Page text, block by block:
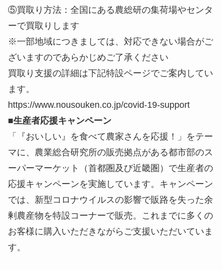
⑤買取り方法：全国にある農総研の集荷場やセンタ
ーで買取りします
※一部地域につきましては、対応できない場合がご
ざいますのであらかじめご了承ください
買取り支援の詳細は下記特設ページでご案内してい
ます。
https://www.nousouken.co.jp/covid-19-support
■生産者応援キャンペーン
「『おいしい』を食べて農家さんを応援！」をテー
マに、農業総合研究所の販売拠点がある都市部のス
ーパーマーケット（首都圏及び近畿圏）で生産者の
応援キャンペーンを実施しています。キャンペーン
では、新型コロナウイルスの影響で販路を失った余
剰農産物を特設コーナーで販売。これまでに多くの
お客様に購入いただきながらご支援いただいていま
す。